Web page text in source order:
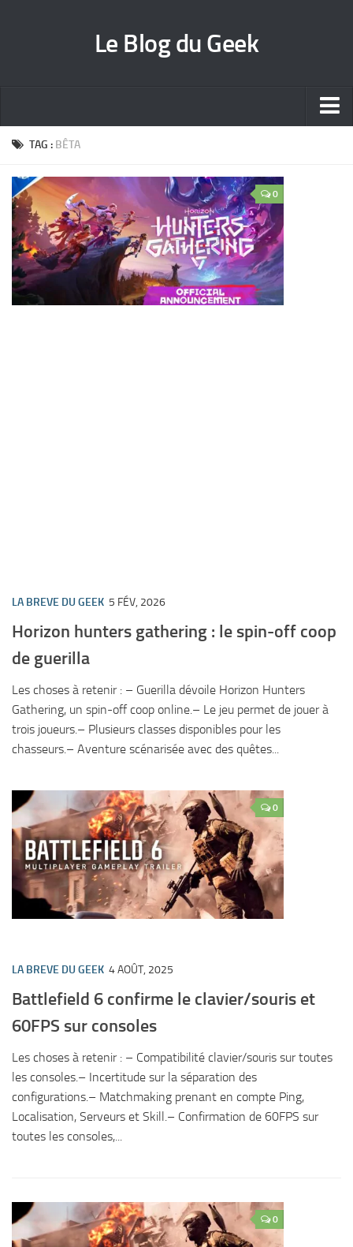
Le Blog du Geek
Blog jeux vidéo
Contact
TAG : BÊTA
0
LA BREVE DU GEEK 5 FÉV, 2026
Horizon hunters gathering : le spin-off coop
de guerilla
Les choses à retenir : – Guerilla dévoile Horizon Hunters
Gathering, un spin-off coop online.– Le jeu permet de jouer à
trois joueurs.– Plusieurs classes disponibles pour les
chasseurs.– Aventure scénarisée avec des quêtes...
0
LA BREVE DU GEEK 4 AOÛT, 2025
Battlefield 6 confirme le clavier/souris et
60FPS sur consoles
Les choses à retenir : – Compatibilité clavier/souris sur toutes
les consoles.– Incertitude sur la séparation des
configurations.– Matchmaking prenant en compte Ping,
Localisation, Serveurs et Skill.– Confirmation de 60FPS sur
toutes les consoles,...
0